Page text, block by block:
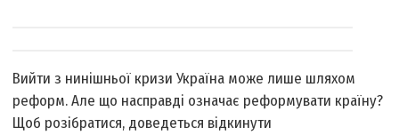
Вийти з нинішньої кризи Україна може лише шляхом
реформ. Але що насправді означає реформувати країну?
Щоб розібратися, доведеться відкинути